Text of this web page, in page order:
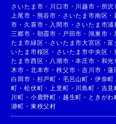
さいたま市 ・ 川口市 ・ 川越市 ・ 所沢
上尾市 ・ 熊谷市 ・ さいたま市南区 ・
市 ・ 久喜市 ・ 入間市 ・ さいたま市浦
三郷市 ・ 朝霞市 ・ 戸田市 ・鴻巣市 ・
たま市緑区 ・ さいたま市大宮区 ・富
いたま市桜区 ・ さいたま市中央区 ・
たま市西区 ・ 八潮市 ・本庄市 ・ 和光
木市 ・ 北本市 ・秩父市 ・吉川市 ・蓮
白岡市 ・ 杉戸町 ・ 毛呂山町 ・ 伊奈町
町 ・松伏町 ・ 上里町 ・ 川島町 ・ 吉見
川町 ・ 小鹿野町 ・ 越生町 ・ ときがわ
瀞町 ・ 東秩父村